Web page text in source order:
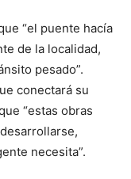
“el puente hacía
de la localidad,
pesado”.
conectará su
“estas obras
necesita”.